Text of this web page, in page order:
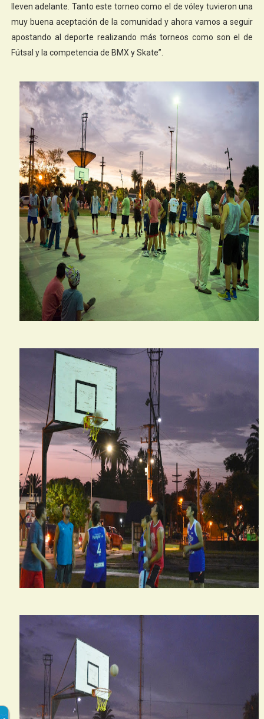
lleven adelante. Tanto este torneo como el de vóley tuvieron una
muy buena aceptación de la comunidad y ahora vamos a seguir
apostando al deporte realizando más torneos como son el de
Fútsal y la competencia de BMX y Skate”.